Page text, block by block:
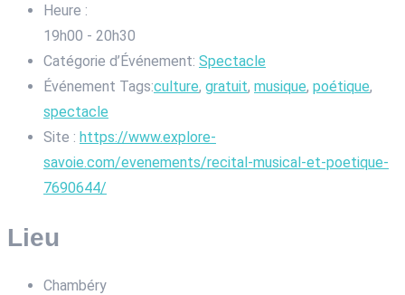
Heure :
19h00 - 20h30
Catégorie d’Événement: Spectacle
Événement Tags:culture, gratuit, musique, poétique,
spectacle
Site : https://www.explore-
savoie.com/evenements/recital-musical-et-poetique-
7690644/
Lieu
Chambéry